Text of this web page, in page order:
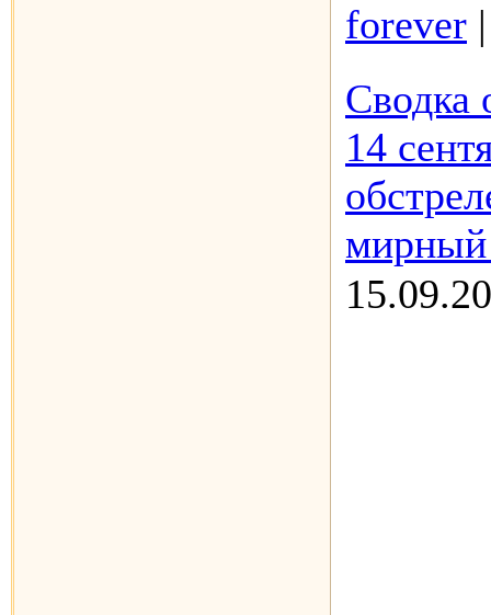
forever
Сводка
14
мирный